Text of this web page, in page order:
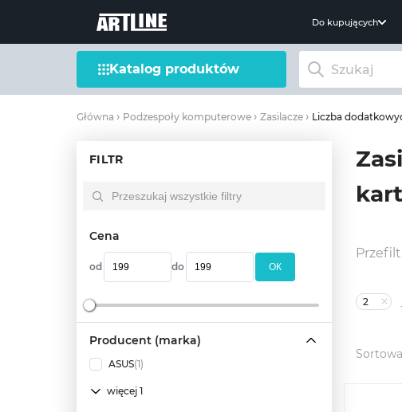
Do kupujących
Katalog produktów
Główna Podzespoły komputerowe Zasilacze Liczba
FILTR
Cena
od do OК
Producent (marka)
ASUS(1)
więcej 1
2